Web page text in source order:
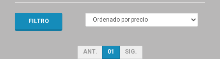
FILTRO
ANT. 01 SIG.